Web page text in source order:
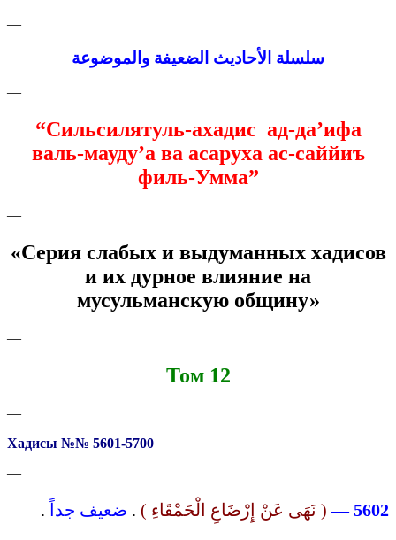
—
سلسلة الأحاديث الضعيفة والموضوعة
—
“Сильсилятуль-ахадис ад-да’ифа
валь-мауду’а ва асаруха ас-саййиъ
филь-Умма”
—
«Серия слабых и выдуманных хадисов
и их дурное влияние на
мусульманскую общину»
—
Том 12
—
Хадисы №№ 5601-5700
—
5602 — ( نَهَى عَنْ إِرْضَاعِ الْحَمْقَاءِ ) . ضعيف جداً .